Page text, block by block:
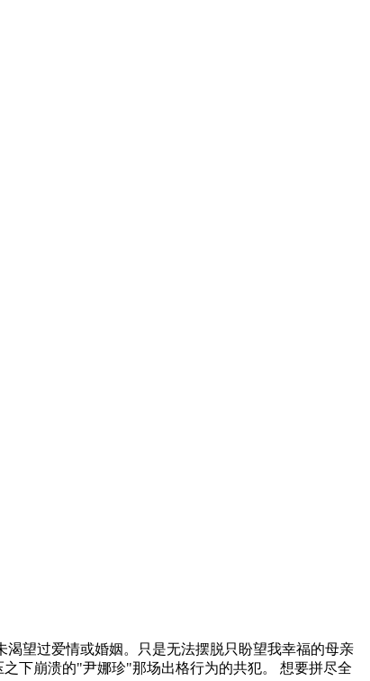
望过爱情或婚姻。只是无法摆脱只盼望我幸福的母亲
下崩溃的"尹娜珍"那场出格行为的共犯。 想要拼尽全